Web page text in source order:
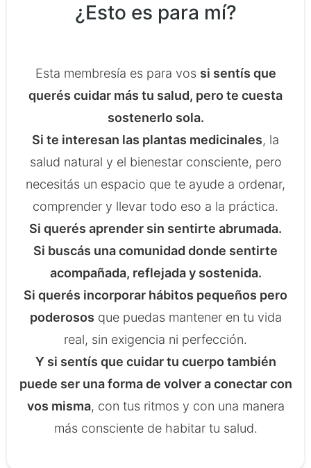
¿Esto es para mí?
Esta membresía es para vos si sentís que
querés cuidar más tu salud, pero te cuesta
sostenerlo sola.
Si te interesan las plantas medicinales, la
salud natural y el bienestar consciente, pero
necesitás un espacio que te ayude a ordenar,
comprender y llevar todo eso a la práctica.
Si querés aprender sin sentirte abrumada.
Si buscás una comunidad donde sentirte
acompañada, reflejada y sostenida.
Si querés incorporar hábitos pequeños pero
poderosos que puedas mantener en tu vida
real, sin exigencia ni perfección.
Y si sentís que cuidar tu cuerpo también
puede ser una forma de volver a conectar con
vos misma, con tus ritmos y con una manera
más consciente de habitar tu salud.